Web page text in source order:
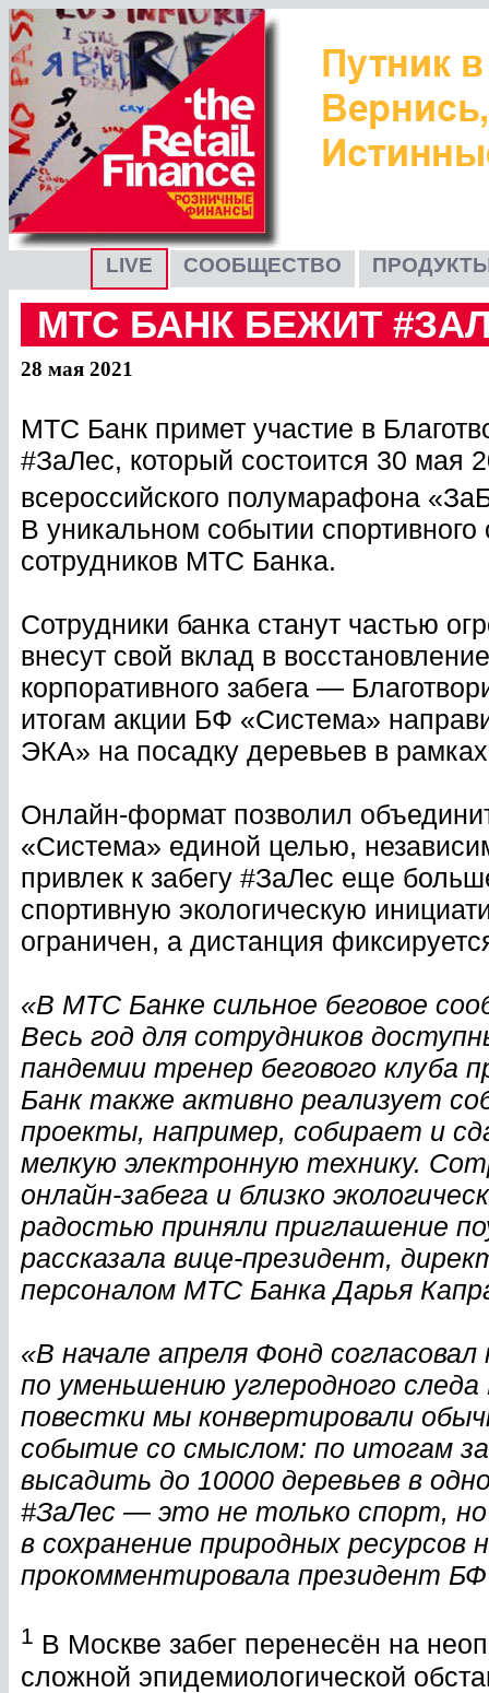
LIVE СООБЩЕСТВО
МТС БАНК БЕЖИТ
28 мая 2021
МТС Банк примет участие в
#ЗаЛес, который состоится 30 мая
всероссийского полумарафона
В уникальном событии
сотрудников МТС Банка.
Сотрудники банка станут частью
внесут свой вклад в
корпоративного забега —
итогам акции БФ «Система»
ЭКА» на посадку деревьев в
Онлайн-формат позволил
«Система» единой целью,
привлек к забегу #ЗаЛес еще
спортивную экологическую
ограничен, а дистанция
«В МТС Банке сильное беговое
Весь год для сотрудников
пандемии тренер бегового клуба
Банк также активно реализует
проекты, например, собирает и
мелкую электронную технику.
онлайн-забега и близко
радостью приняли приглашение
рассказала вице-президент,
персоналом МТС Банка Дарья
«В начале апреля Фонд
по уменьшению углеродного
повестки мы конвертировали
событие со смыслом: по итогам
высадить до 10000 деревьев в
#ЗаЛес — это не только спорт,
в сохранение природных
прокомментировала президент
1 В Москве забег перенесён на
сложной эпидемиологической